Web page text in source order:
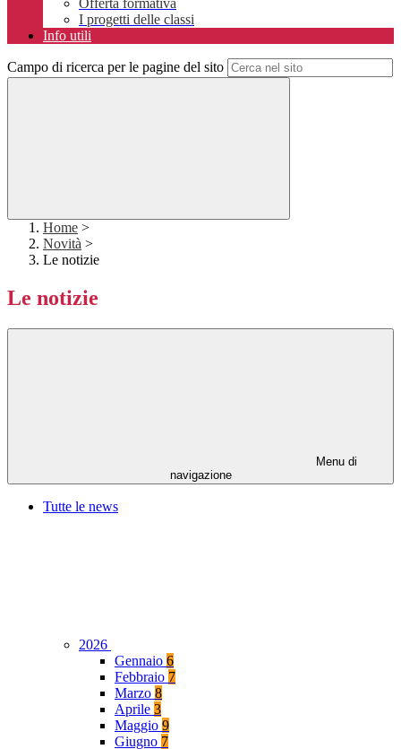
Offerta formativa
I progetti delle classi
Info utili
Campo di ricerca per le pagine del sito
Home >
Novità >
Le notizie
Le notizie
Menu di
navigazione
Tutte le news
2026
Gennaio 6
Febbraio 7
Marzo 8
Aprile 3
Maggio 9
Giugno 7